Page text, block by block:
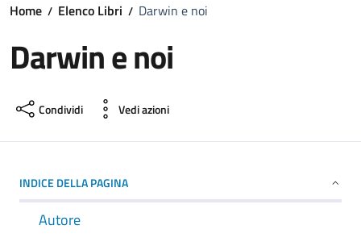
Home Elenco Libri Darwin e noi
Darwin e noi
Condividi Vedi azioni
INDICE DELLA PAGINA
Autore